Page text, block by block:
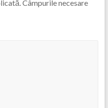
Câmpurile necesare